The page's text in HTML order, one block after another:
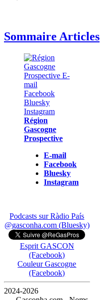
Sommaire Articles
Région
Gascogne
Prospective
E-mail
Facebook
Bluesky
Instagram
Podcasts sur Ràdio País
@gasconha.com (Bluesky)
Esprit GASCON
(Facebook)
Couleur Gascogne
(Facebook)
2024-2026